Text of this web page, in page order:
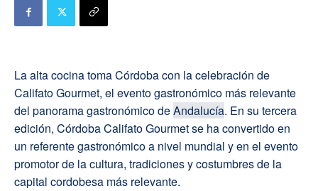
La alta cocina toma Córdoba con la celebración de
Califato Gourmet, el evento gastronómico más relevante
del panorama gastronómico deAndalucía. En su tercera
edición, Córdoba Califato Gourmet se ha convertido en
un referente gastronómico a nivel mundial y en el evento
promotor de la cultura, tradiciones y costumbres de la
capital cordobesa más relevante.